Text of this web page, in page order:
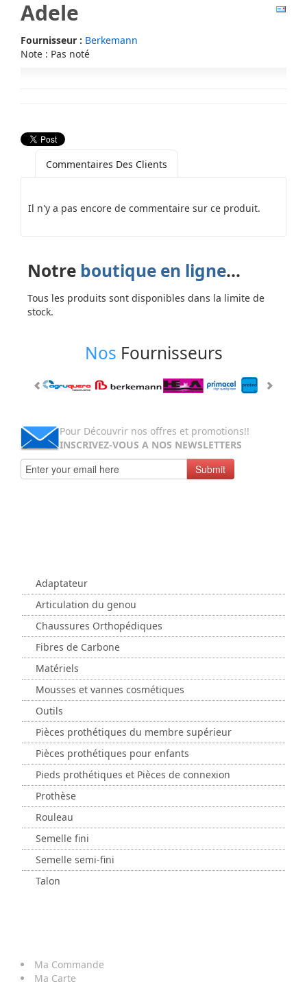
Adele
Fournisseur : Berkemann
Note : Pas noté
Commentaires Des Clients
Il n'y a pas encore de commentaire sur ce produit.
Notre boutique en ligne...
Tous les produits sont disponibles dans la limite de
stock.
Nos Fournisseurs
Pour Découvrir nos offres et promotions!!
INSCRIVEZ-VOUS A NOS NEWSLETTERS
Submit
Adaptateur
Articulation du genou
Chaussures Orthopédiques
Fibres de Carbone
Matériels
Mousses et vannes cosmétiques
Outils
Pièces prothétiques du membre supérieur
Pièces prothétiques pour enfants
Pieds prothétiques et Pièces de connexion
Prothèse
Rouleau
Semelle fini
Semelle semi-fini
Talon
Ma Commande
Ma Carte